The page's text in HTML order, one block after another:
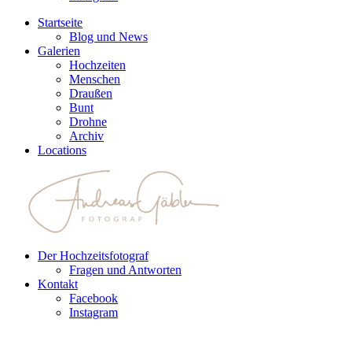
Startseite
Blog und News
Galerien
Hochzeiten
Menschen
Draußen
Bunt
Drohne
Archiv
Locations
Der Hochzeitsfotograf
Fragen und Antworten
Kontakt
Facebook
Instagram